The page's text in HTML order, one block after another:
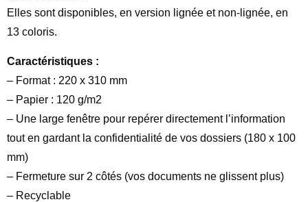
Elles sont disponibles, en version lignée et non-lignée, en
13 coloris.
Caractéristiques :
– Format : 220 x 310 mm
– Papier : 120 g/m2
– Une large fenêtre pour repérer directement l’information
tout en gardant la confidentialité de vos dossiers (180 x 100
mm)
– Fermeture sur 2 côtés (vos documents ne glissent plus)
– Recyclable